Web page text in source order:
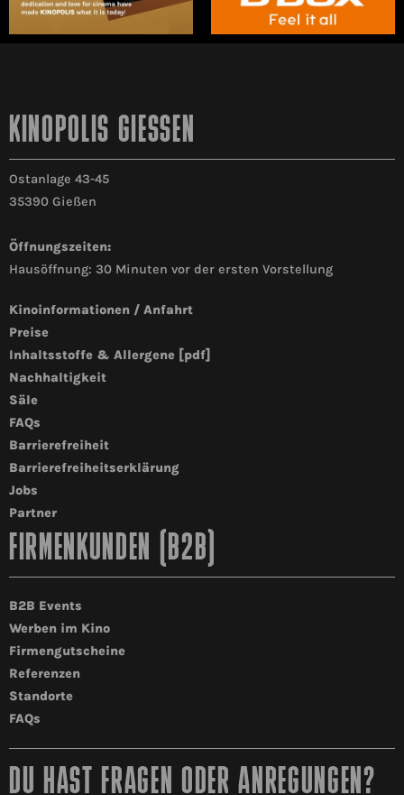
KINOPOLIS GIESSEN
Ostanlage 43-45
35390 Gießen
Öffnungszeiten:
Hausöffnung: 30 Minuten vor der ersten Vorstellung
Kinoinformationen / Anfahrt
Preise
Inhaltsstoffe & Allergene [pdf]
Nachhaltigkeit
Säle
FAQs
Barrierefreiheit
Barrierefreiheitserklärung
Jobs
Partner
FIRMENKUNDEN (B2B)
B2B Events
Werben im Kino
Firmengutscheine
Referenzen
Standorte
FAQs
DU HAST FRAGEN ODER ANREGUNGEN?